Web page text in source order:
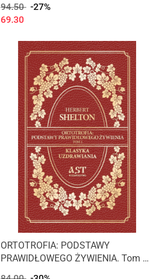
94.50 -27%
69.30
ORTOTROFIA: PODSTAWY
PRAWIDŁOWEGO ŻYWIENIA. Tom 1,